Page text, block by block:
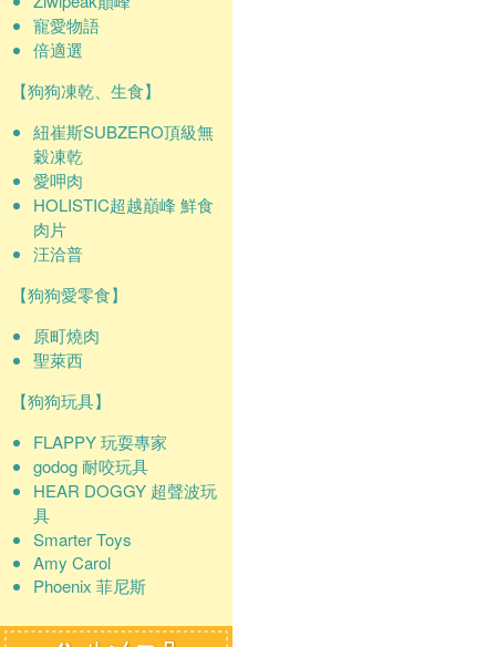
寵愛物語
倍適選
【狗狗凍乾、生食】
紐崔斯SUBZERO頂級無
穀凍乾
愛呷肉
HOLISTIC超越巔峰 鮮食
肉片
汪洽普
【狗狗愛零食】
原町燒肉
聖萊西
【狗狗玩具】
FLAPPY 玩耍專家
godog 耐咬玩具
HEAR DOGGY 超聲波玩
具
Smarter Toys
Amy Carol
Phoenix 菲尼斯